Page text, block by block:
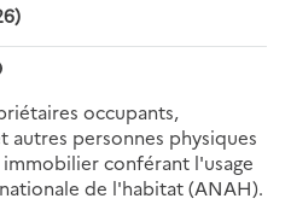
occupants,
autres personnes physiques
conférant l'usage
de l'habitat (ANAH).